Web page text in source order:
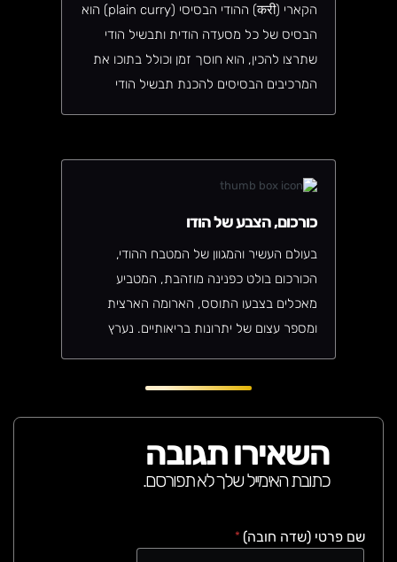
הקארי (करी) ההודי הבסיסי (plain curry) הוא
הבסיס של כל מסעדה הודית ותבשיל הודי
שתרצו להכין, הוא חוסך זמן וכולל בתוכו את
המרכיבים הבסיסים להכנת תבשיל הודי
בא לכם להכין אוכל הודי?:-)
כורכום, הצבע של הודו
בעולם העשיר והמגוון של המטבח ההודי,
הכורכום בולט כפנינה מוזהבת, המטביע
מאכלים בצבעו התוסס, הארומה הארצית
ומספר עצום של יתרונות בריאותיים. נערץ
הבית השלווים של קראלה, כורכום הוא מרכיב
יקר שהופך ארוחות רגילות לחוויות קולינריות
השאירו תגובה
כתובת האימייל שלך לא תפורסם.
שם פרטי (שדה חובה) *